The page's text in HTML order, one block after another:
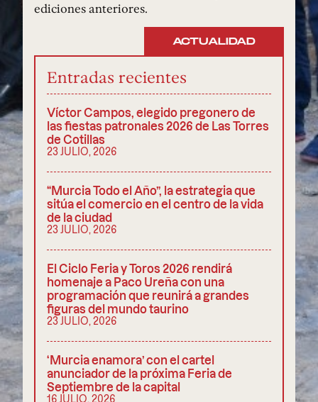
ediciones anteriores.
ACTUALIDAD
Entradas recientes
Víctor Campos, elegido pregonero de
las fiestas patronales 2026 de Las Torres
de Cotillas
23 JULIO, 2026
“Murcia Todo el Año”, la estrategia que
sitúa el comercio en el centro de la vida
de la ciudad
23 JULIO, 2026
El Ciclo Feria y Toros 2026 rendirá
homenaje a Paco Ureña con una
programación que reunirá a grandes
figuras del mundo taurino
23 JULIO, 2026
‘Murcia enamora’ con el cartel
anunciador de la próxima Feria de
Septiembre de la capital
16 JULIO, 2026